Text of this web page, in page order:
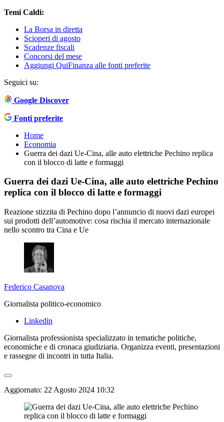
Temi Caldi:
La Borsa in diretta
Scioperi di agosto
Scadenze fiscali
Concorsi del mese
Aggiungi QuiFinanza alle fonti preferite
Seguici su:
Google Discover
Fonti preferite
Home
Economia
Guerra dei dazi Ue-Cina, alle auto elettriche Pechino replica
con il blocco di latte e formaggi
Guerra dei dazi Ue-Cina, alle auto elettriche Pechino
replica con il blocco di latte e formaggi
Reazione stizzita di Pechino dopo l’annuncio di nuovi dazi europei
sui prodotti dell’automotive: cosa rischia il mercato internazionale
nello scontro tra Cina e Ue
Federico Casanova
Giornalista politico-economico
Linkedin
Giornalista professionista specializzato in tematiche politiche,
economiche e di cronaca giudiziaria. Organizza eventi, presentazioni
e rassegne di incontri in tutta Italia.
Aggiornato: 22 Agosto 2024 10:32